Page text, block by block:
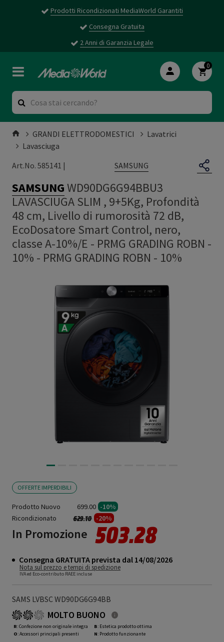
Prodotti Ricondizionati MediaWorld Garantiti
Consegna Gratuita
2 Anni di Garanzia Legale
0
GRANDI ELETTRODOMESTICI
Lavatrici
Lavasciuga
Art.No. 585141 |
SAMSUNG
SAMSUNGWD90DG6G94BBU3
LAVASCIUGA SLIM , 9+5Kg, Profondità
48 cm, Livello di rumorosità 72 dB,
EcoDosatore Smart Control, nero,
classe A-10%/E - PRMG GRADING ROBN -
10% - PRMG GRADING ROBN - 10%
OFFERTE IMPERDIBILI
Prodotto Nuovo 699.00 -10%
Ricondizionato
Prezzo ridotto da
629.10a -20%
In Promozione 503.28
Consegna GRATUITA prevista dal 14/08/2026
Nota sul prezzo e tempi di spedizione
IVA ed Eco-contributo RAEE incluse
SAMS LVBSC WD90DG6G94BB
MOLTO BUONO
R: Confezione non originale integra
O: Accessori principali presenti
B: Estetica prodotto ottima
N: Prodotto funzionante